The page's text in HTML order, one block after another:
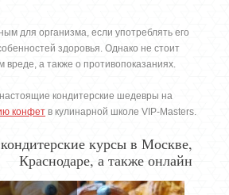
для организма, если употреблять его
здоровья. Однако не стоит
а также о противопоказаниях.
кондитерские шедевры на
конфет в кулинарной школе VIP-Masters.
курсы в Москве,
Краснодаре, а также онлайн